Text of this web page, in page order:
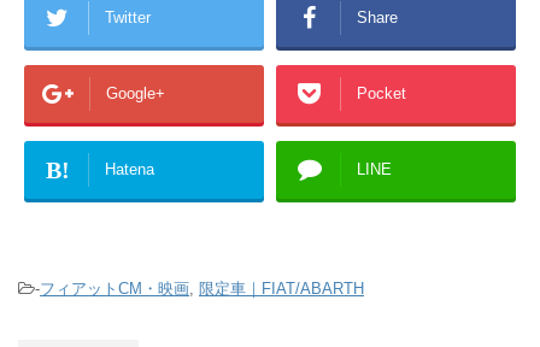
Twitter Share
Google+ Pocket
B! Hatena LINE
-フィアットCM・映画 限定車｜FIAT/ABARTH